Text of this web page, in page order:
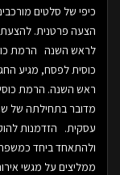
כיפי של סלטים
לראש השנה הרמת
כוסית לפסח, מגיע
ראש השנה. הרמת
מדובר בתחילתה של
עסקית. הזדמנות
ולהתאחד ביחד
ממליצים על מגשי